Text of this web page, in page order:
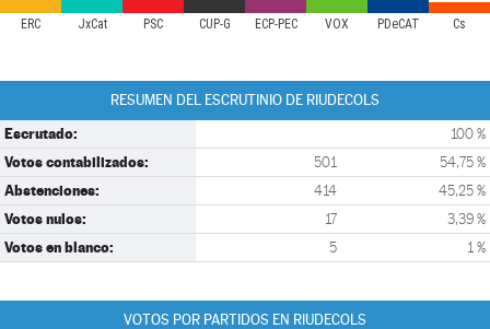
ERC JxCat PSC CUP-G ECP-PEC VOX PDeCAT Cs
RESUMEN DEL ESCRUTINIO DE RIUDECOLS
Escrutado: 100 %
Votos contabilizados: 501 54,75 %
Abstenciones: 414 45,25 %
Votos nulos: 17 3,39 %
Votos en blanco: 5 1 %
VOTOS POR PARTIDOS EN RIUDECOLS